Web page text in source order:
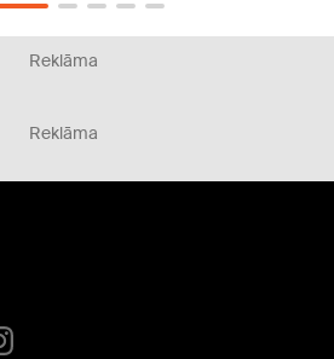
Reklāma
Reklāma